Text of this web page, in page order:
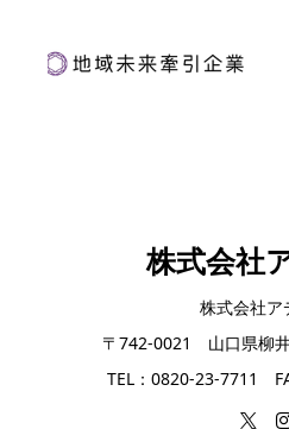
株式会社
株式会社ア
〒742-0021 山口県柳
TEL：0820-23-7711